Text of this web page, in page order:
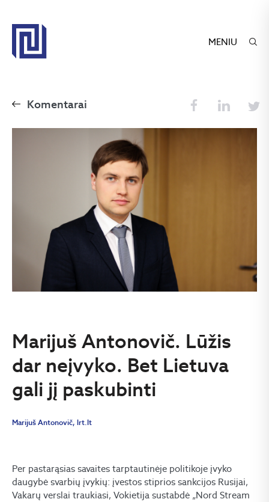
MENIU
Komentarai
Marijuš Antonovič. Lūžis
dar neįvyko. Bet Lietuva
gali jį paskubinti
Marijuš Antonovič, lrt.lt
Per pastarąsias savaites tarptautinėje politikoje įvyko
daugybė svarbių įvykių: įvestos stiprios sankcijos Rusijai,
Vakarų verslai traukiasi, Vokietija sustabdė „Nord Stream